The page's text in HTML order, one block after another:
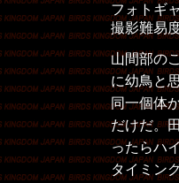
山間部の
に幼鳥と
同一個体
だけだ。
ったらハ
タイミン
フォトギ
撮影難